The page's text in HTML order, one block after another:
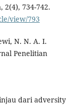
2(4), 734-742.
view/793
N. N. A. I.
Penelitian
dari adversity